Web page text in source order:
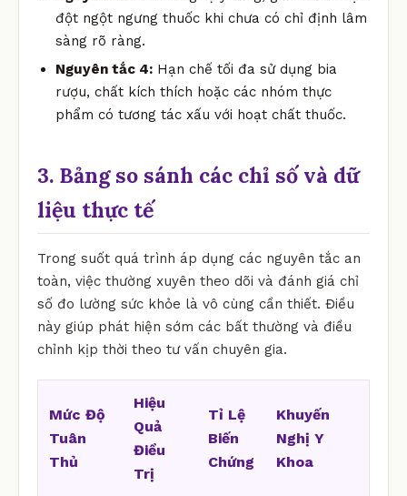
đột ngột ngưng thuốc khi chưa có chỉ định lâm
sàng rõ ràng.
Nguyên tắc 4: Hạn chế tối đa sử dụng bia
rượu, chất kích thích hoặc các nhóm thực
phẩm có tương tác xấu với hoạt chất thuốc.
3. Bảng so sánh các chỉ số và dữ
liệu thực tế
Trong suốt quá trình áp dụng các nguyên tắc an
toàn, việc thường xuyên theo dõi và đánh giá chỉ
số đo lường sức khỏe là vô cùng cần thiết. Điều
này giúp phát hiện sớm các bất thường và điều
chỉnh kịp thời theo tư vấn chuyên gia.
Mức Độ
Tuân
Thủ
Hiệu
Quả
Điều
Trị
Tỉ Lệ
Biến
Chứng
Khuyến
Nghị Y
Khoa